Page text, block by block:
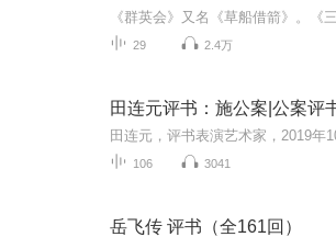
29 2.4万
田连元评书：施公案|公案评
106 3041
岳飞传 评书（全161回）